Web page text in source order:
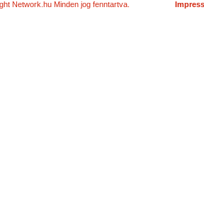
Network.hu Minden jog fenntartva.